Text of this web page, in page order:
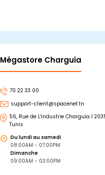
Mégastore Charguia
70 22 33 00
support-client@spacenet.tn
56, Rue de L'industrie Charguia I
Tunis
Du lundi au samedi
08:00AM - 07:00PM
Dimanche
09:00AM - 03:00PM